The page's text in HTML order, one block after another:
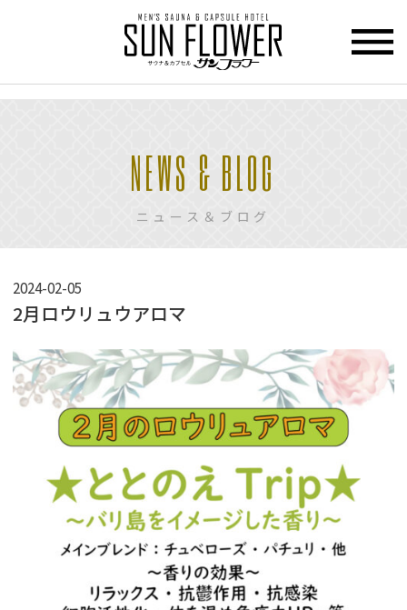
トップページ
カプセル ホテル
SAUNA サウナ
PRICE 料金
GUIDANCE ご利用案内
ACCESS アクセス
RESERVATION 宿泊予約
NEWS & BLOG
ニュース＆ブログ
2024-02-05
2月ロウリュウアロマ